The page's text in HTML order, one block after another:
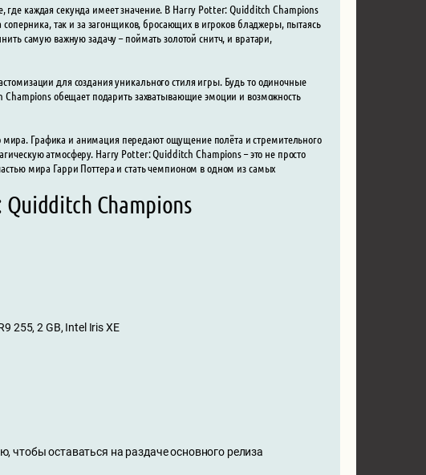
каждая секунда имеет значение. В Harry Potter: Quidditch Champions
так и за загонщиков, бросающих в игроков бладжеры, пытаясь
самую важную задачу – поймать золотой снитч, и вратари,
для создания уникального стиля игры. Будь то одиночные
обещает подарить захватывающие эмоции и возможность
Графика и анимация передают ощущение полёта и стремительного
атмосферу. Harry Potter: Quidditch Champions – это не просто
мира Гарри Поттера и стать чемпионом в одном из самых
Champions
255, 2 GB, Intel Iris XE
чтобы оставаться на раздаче основного релиза